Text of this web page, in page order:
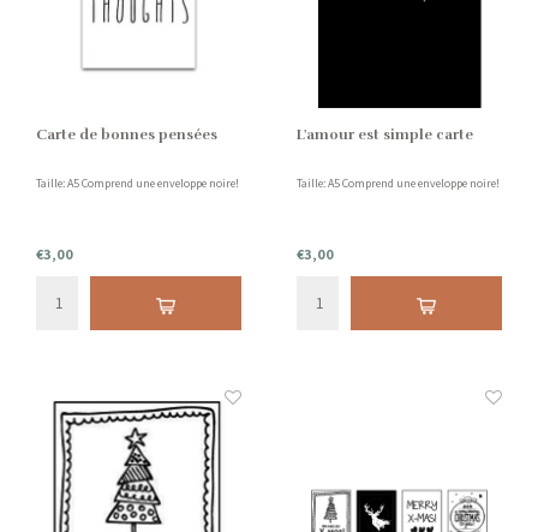
Carte de bonnes pensées
Taille: A5 Comprend une enveloppe noire!
€3,00
L'amour est simple carte
Taille: A5 Comprend une enveloppe noire!
€3,00